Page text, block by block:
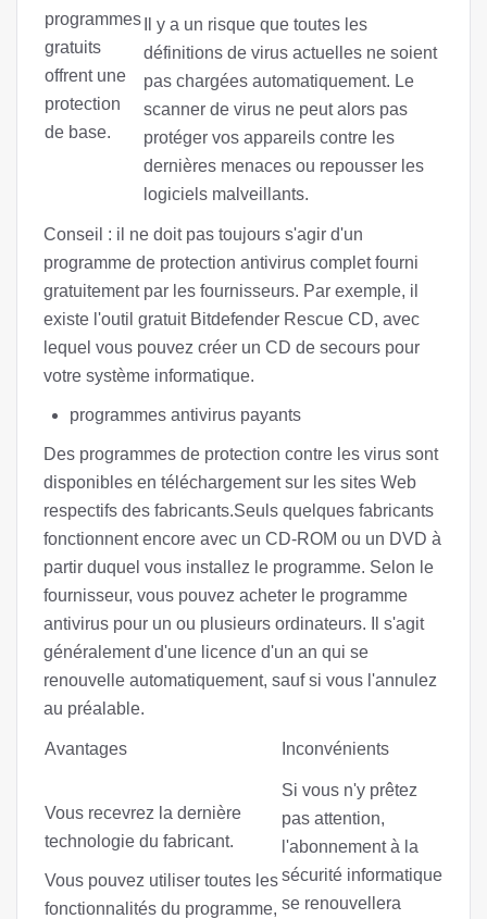
programmes
gratuits
offrent une
protection
de base.
Il y a un risque que toutes les
définitions de virus actuelles ne soient
pas chargées automatiquement. Le
scanner de virus ne peut alors pas
protéger vos appareils contre les
dernières menaces ou repousser les
logiciels malveillants.
Conseil : il ne doit pas toujours s'agir d'un
programme de protection antivirus complet fourni
gratuitement par les fournisseurs. Par exemple, il
existe l'outil gratuit Bitdefender Rescue CD, avec
lequel vous pouvez créer un CD de secours pour
votre système informatique.
programmes antivirus payants
Des programmes de protection contre les virus sont
disponibles en téléchargement sur les sites Web
respectifs des fabricants.Seuls quelques fabricants
fonctionnent encore avec un CD-ROM ou un DVD à
partir duquel vous installez le programme. Selon le
fournisseur, vous pouvez acheter le programme
antivirus pour un ou plusieurs ordinateurs. Il s'agit
généralement d'une licence d'un an qui se
renouvelle automatiquement, sauf si vous l'annulez
au préalable.
Avantages Inconvénients
Vous recevrez la dernière
technologie du fabricant.
Vous pouvez utiliser toutes les
fonctionnalités du programme,
Si vous n'y prêtez
pas attention,
l'abonnement à la
sécurité informatique
se renouvellera